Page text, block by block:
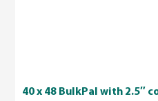
40 x 48 BulkPal with 2.5″